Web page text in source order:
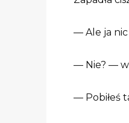
— Ale ja nic
— Nie? —
— Pobiłeś